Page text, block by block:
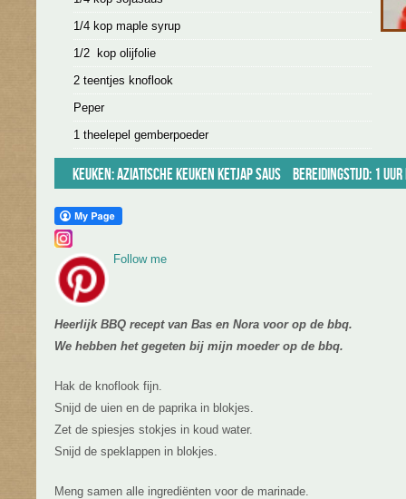
1/4 kop maple syrup
1/2 kop olijfolie
2 teentjes knoflook
Peper
1 theelepel gemberpoeder
Keuken:Aziatische keuken Ketjap saus Bereidingstijd: 1
Follow me
Heerlijk BBQ recept van Bas en Nora voor op de bbq.
We hebben het gegeten bij mijn moeder op de bbq.
Hak de knoflook fijn.
Snijd de uien en de paprika in blokjes.
Zet de spiesjes stokjes in koud water.
Snijd de speklappen in blokjes.
Meng samen alle ingrediënten voor de marinade.